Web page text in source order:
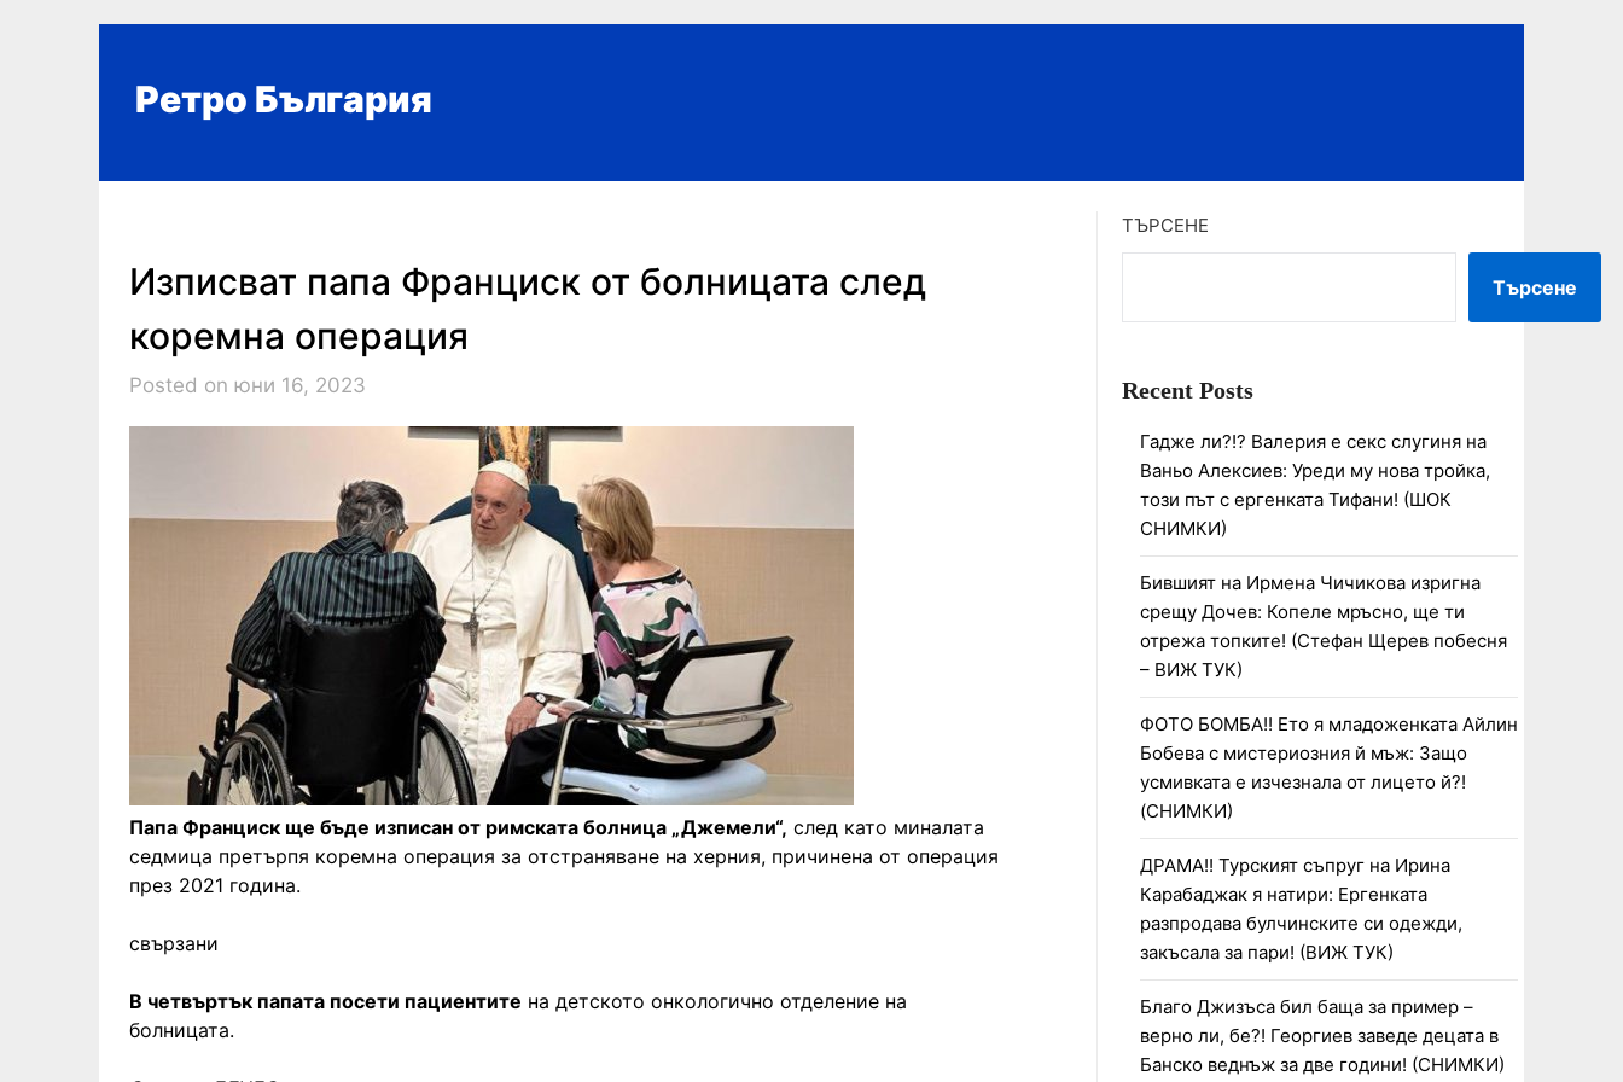
Ретро България
Изписват папа Франциск от болницата след
коремна операция
Posted on юни 16, 2023
Папа Франциск ще бъде изписан от римската болница „Джемели“, след като миналата
седмица претърпя коремна операция за отстраняване на херния, причинена от операция
през 2021 година.
свързани
В четвъртък папата посети пациентите на детското онкологично отделение на
болницата.
ТЪРСЕНЕ
Търсене
Recent Posts
Гадже ли?!? Валерия е секс слугиня на
Ваньо Алексиев: Уреди му нова тройка,
този път с ергенката Тифани! (ШОК
СНИМКИ)
Бившият на Ирмена Чичикова изригна
срещу Дочев: Копеле мръсно, ще ти
отрежа топките! (Стефан Щерев побесня
– ВИЖ ТУК)
ФОТО БОМБА!! Ето я младоженката Айлин
Бобева с мистериозния й мъж: Защо
усмивката е изчезнала от лицето й?!
(СНИМКИ)
ДРАМА!! Турският съпруг на Ирина
Карабаджак я натири: Ергенката
разпродава булчинските си одежди,
закъсала за пари! (ВИЖ ТУК)
Благо Джизъса бил баща за пример –
верно ли, бе?! Георгиев заведе децата в
Банско веднъж за две години! (СНИМКИ)